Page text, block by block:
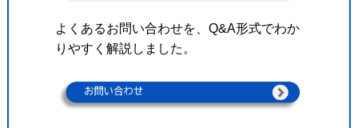
よくあるお問い合わせを、Q&A形式でわか
りやすく解説しました。